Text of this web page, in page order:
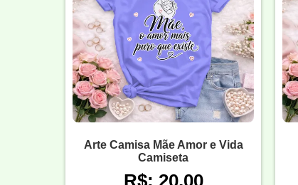
Arte Camisa Mãe Amor e Vida
Camiseta
R$: 20,00